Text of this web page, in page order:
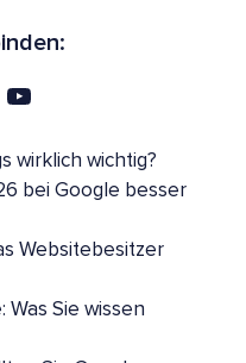
wirklich wichtig?
bei Google besser
Websitebesitzer
Sie wissen